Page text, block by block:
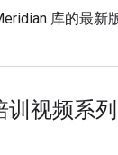
库的最新
训视频系列